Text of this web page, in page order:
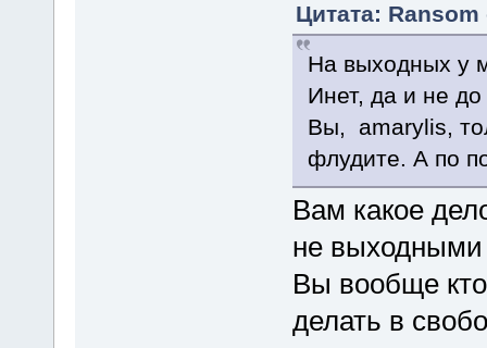
Цитата: Ransom
На выходных у
Инет, да и не
Вы, amarylis,
флудите. А по
Вам какое
не
Вы вообще
делать в